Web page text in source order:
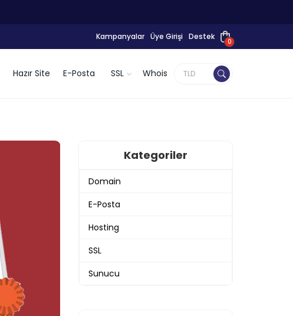
Kampanyalar Üye Girişi Destek
0
Hazır Site E-Posta SSL Whois
Kategoriler
Domain
E-Posta
Hosting
SSL
Sunucu